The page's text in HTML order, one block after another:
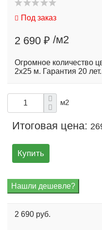
Под заказ
2 690 ₽ /м2
Огромное количество
2х25 м. Гарантия 20 лет.
м2
Итоговая цена:
Купить
2 690 руб.